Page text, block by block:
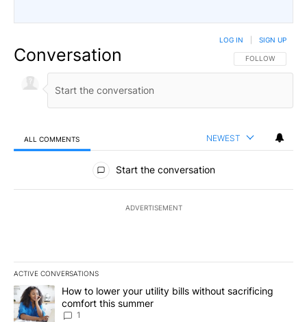
Conversation FOLLOW THIS
FOLLOW
LOG IN SIGN UP
ALL COMMENTS NEWEST
All Comments
Start the conversation
ADVERTISEMENT
ACTIVE CONVERSATIONS
The following is a list of the most commented articles in the last
A trending article titled "How to lower your utility bills without
How to lower your utility bills without sacrificing
comfort this summer
1